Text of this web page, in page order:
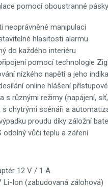
pomocí oboustranné
neoprávněné manipulaci
hlasitosti alarmu
do každého interiéru
pomocí technologie
nízkého napětí a jeho
online hlášení
s různými režimy (napájení,
s chytrými scénáři a
proudu díky záložní
odolný vůči teplu a záření
12 V / 1 A
Li-Ion (zabudovaná zálohová)